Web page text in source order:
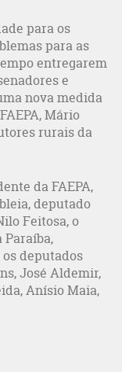
para os
para as
entregarem
e
nova medida
Mário
rurais da
da FAEPA,
deputado
Feitosa, o
deputados
José Aldemir,
Anísio Maia,